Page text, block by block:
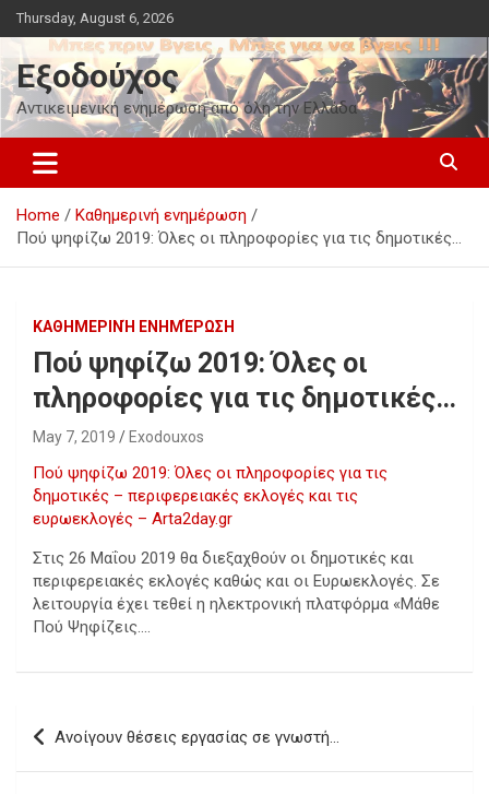
Skip
to
content
Thursday, August 6, 2026
Εξοδούχος
Αντικειμενική ενημέρωση από όλη την Ελλάδα
Home
Καθημερινή ενημέρωση
Πού ψηφίζω 2019: Όλες οι πληροφορίες για τις δημοτικές…
ΚΑΘΗΜΕΡΙΝΉ ΕΝΗΜΈΡΩΣΗ
Πού ψηφίζω 2019: Όλες οι
πληροφορίες για τις δημοτικές…
May 7, 2019 Exodouxos
Πού ψηφίζω 2019: Όλες οι πληροφορίες για τις
δημοτικές – περιφερειακές εκλογές και τις
ευρωεκλογές – Arta2day.gr
Στις 26 Μαΐου 2019 θα διεξαχθούν οι δημοτικές και
περιφερειακές εκλογές καθώς και οι Ευρωεκλογές. Σε
λειτουργία έχει τεθεί η ηλεκτρονική πλατφόρμα «Μάθε
Πού Ψηφίζεις….
Post
navigation
Ανοίγουν θέσεις εργασίας σε γνωστή…